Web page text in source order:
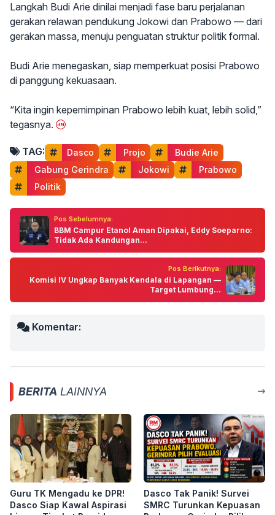
Langkah Budi Arie dinilai menjadi fase baru perjalanan
gerakan relawan pendukung Jokowi dan Prabowo — dari
gerakan massa, menuju penguatan struktur politik formal.
Budi Arie menegaskan, siap memperkuat posisi Prabowo
di panggung kekuasaan.
“Kita ingin kepemimpinan Prabowo lebih kuat, lebih solid,”
tegasnya.
TAG: Dasco Projo
Budie Arie
Gabung Gerindra
Jokowi
Prabowo
Politik
Pos Sebelumnya:
BBM Campur Etanol Aman Dipakai, Eddy Soeparno:
Tidak Ada Kandungan...
Pos Berikutnya:
Komisi IV Ungkap Banyak Kendala di Lapangan —
Target Lumbung...
Komentar:
BERITA LAINNYA
Guru TK Mengadu ke DPR!
Dasco Siap Kawal Aspirasi
Dasco Tak Panik! Survei
SMRC Turunkan Kepuasan